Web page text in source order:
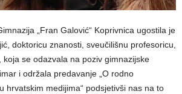
„Fran Galović“ Koprivnica ugostila je
doktoricu znanosti, sveučilišnu profesoricu,
koja se odazvala na poziv gimnazijske
i održala predavanje „O rodno
hrvatskim medijima“ podsjetivši nas na to